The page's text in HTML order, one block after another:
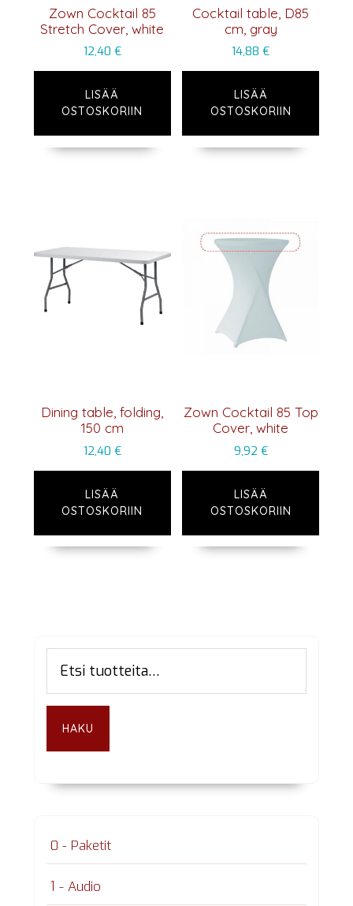
Zown Cocktail 85
Stretch Cover, white
12,40 €
LISÄÄ
OSTOSKORIIN
Cocktail table, D85
cm, gray
14,88€
LISÄÄ
OSTOSKORIIN
Dining table, folding,
150 cm
12,40 €
LISÄÄ
OSTOSKORIIN
Zown Cocktail 85 Top
Cover, white
9,92 €
LISÄÄ
OSTOSKORIIN
Ensisijainen
sivupalkki
HAKU
0 - Paketit
1 - Audio